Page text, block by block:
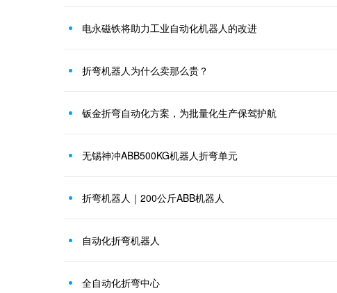
电永磁铁将助力工业自动化机器人的改进
折弯机器人为什么卖那么贵？
钣金折弯自动化方案，为批量化生产保驾护航
无锡神冲ABB500KG机器人折弯单元
折弯机器人｜200公斤ABB机器人
自动化折弯机器人
全自动化折弯中心